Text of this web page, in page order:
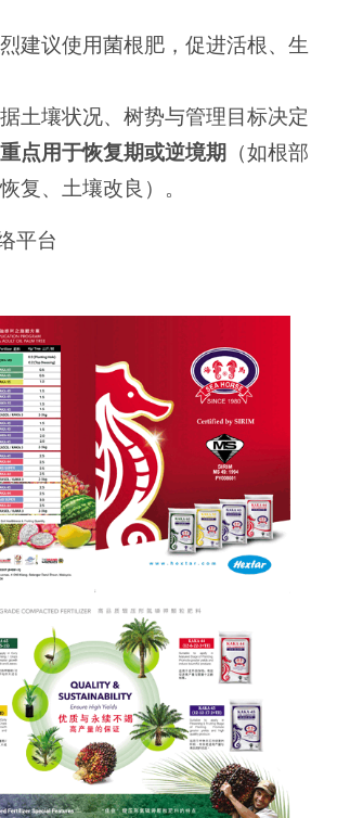
烈建议使用菌根肥，促进活根、生
据土壤状况、树势与管理目标决定
重点用于恢复期或逆境期
（如根部
复、土壤改良）。
平台